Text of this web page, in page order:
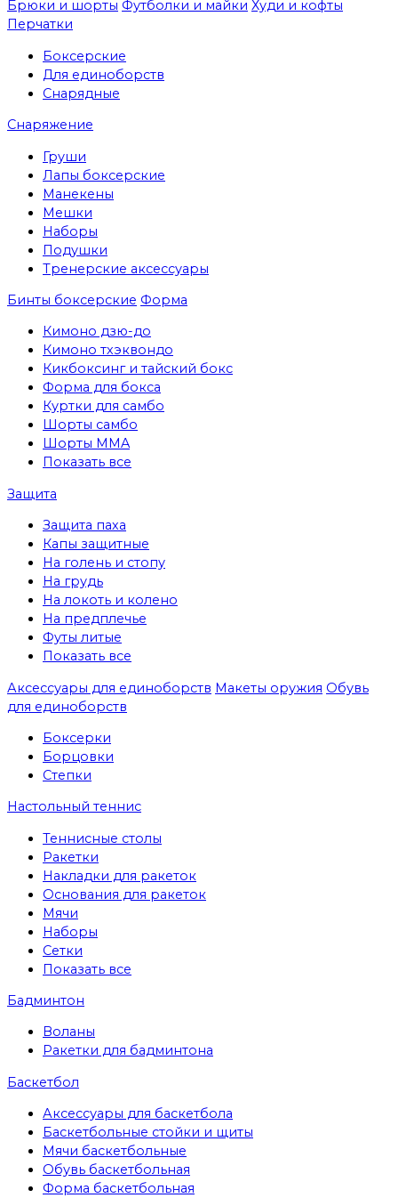
Брюки и шорты Футболки и майки Худи и кофты
Перчатки
Боксерские
Для единоборств
Снарядные
Снаряжение
Груши
Лапы боксерские
Манекены
Мешки
Наборы
Подушки
Тренерские аксессуары
Бинты боксерские Форма
Кимоно дзю-до
Кимоно тхэквондо
Кикбоксинг и тайский бокс
Форма для бокса
Куртки для самбо
Шорты самбо
Шорты MMA
Показать все
Защита
Защита паха
Капы защитные
На голень и стопу
На грудь
На локоть и колено
На предплечье
Футы литые
Показать все
Аксессуары для единоборств Макеты оружия Обувь
для единоборств
Боксерки
Борцовки
Степки
Настольный теннис
Теннисные столы
Ракетки
Накладки для ракеток
Основания для ракеток
Мячи
Наборы
Сетки
Показать все
Бадминтон
Воланы
Ракетки для бадминтона
Баскетбол
Аксессуары для баскетбола
Баскетбольные стойки и щиты
Мячи баскетбольные
Обувь баскетбольная
Форма баскетбольная